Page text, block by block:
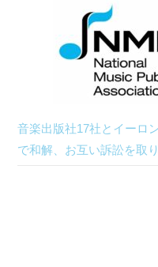
音楽出版社17社とイーロ
で和解、お互い訴訟を取